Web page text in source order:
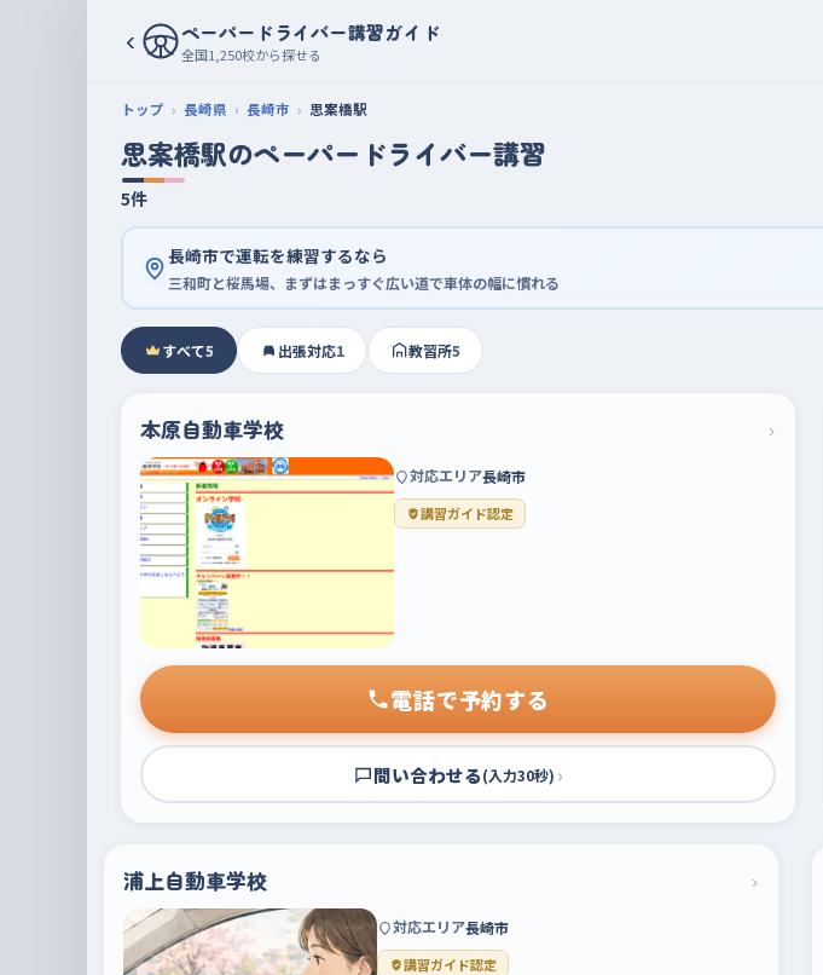
‹ ペーパードライバー講習ガイド
全国1,250校から探せる
トップ 長崎県 長崎市 思案橋駅
思案橋駅のペーパードライバー講習
5件
長崎市で運転を練習するなら
三和町と桜馬場、まずはまっすぐ広い道で車体の幅に慣れる
すべて5 出張対応1 教習所5
本原自動車学校 ›
対応エリア長崎市
講習ガイド認定
電話で予約する
問い合わせる(入力30秒) ›
浦上自動車学校 ›
対応エリア長崎市
講習ガイド認定